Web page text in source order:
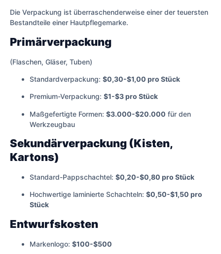
Die Verpackung ist überraschenderweise einer der teuersten
Bestandteile einer Hautpflegemarke.
Primärverpackung
(Flaschen, Gläser, Tuben)
Standardverpackung: $0,30-$1,00 pro Stück
Premium-Verpackung: $1-$3 pro Stück
Maßgefertigte Formen: $3.000-$20.000 für den
Werkzeugbau
Sekundärverpackung (Kisten,
Kartons)
Standard-Pappschachtel: $0,20-$0,80 pro Stück
Hochwertige laminierte Schachteln: $0,50-$1,50 pro
Stück
Entwurfskosten
Markenlogo: $100-$500